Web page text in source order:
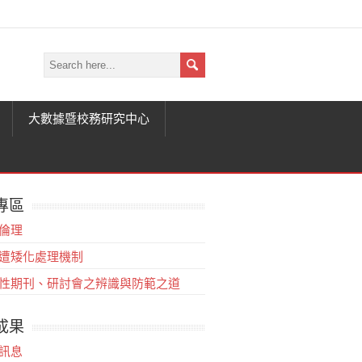
大數據暨校務研究中心
區
理
矮化處理機制
期刊、研討會之辨識與防範之道
果
息